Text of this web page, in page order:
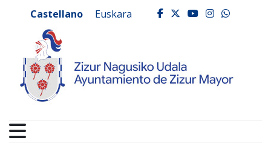
Ayuntamiento de
Castellano Euskara facebook
twitter
youtube